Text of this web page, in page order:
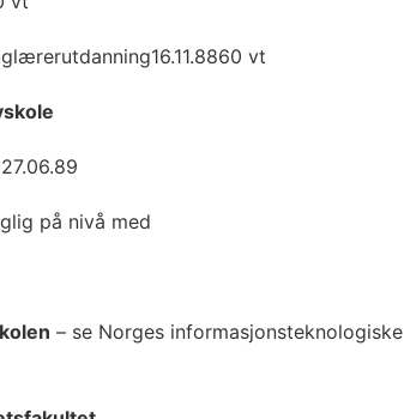
vt
på nivå med
– se Norges informasjonsteknologiske